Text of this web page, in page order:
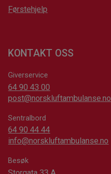
Førstehjelp
KONTAKT OSS
Giverservice
64 90 43 00
post@norskluftambulanse.no
Sentralbord
64 90 44 44
info@norskluftambulanse.no
Besøk